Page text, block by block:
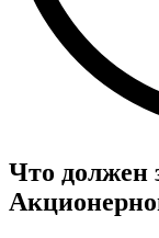
Что должен